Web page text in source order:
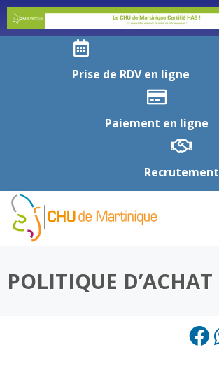
Prise de RDV en ligne
Paiement en ligne
Recrutement
POLITIQUE D’ACHAT